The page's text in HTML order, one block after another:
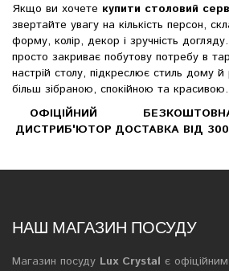
Якщо ви хочете купити столовий
звертайте увагу на кількість персон,
форму, колір, декор і зручність
просто закриває побутову потребу в
настрій столу, підкреслює стиль дому
більш зібраною, спокійною та красивою.
ОФІЦІЙНИЙ
ДИСТРИБ'ЮТОР ДОСТАВКА ВІД
НАШ МАГАЗИН ПОСУДУ
Магазин посуду Lux Crystal є